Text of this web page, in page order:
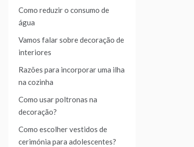
Como reduzir o consumo de
água
Vamos falar sobre decoração de
interiores
Razões para incorporar uma ilha
na cozinha
Como usar poltronas na
decoração?
Como escolher vestidos de
cerimónia para adolescentes?